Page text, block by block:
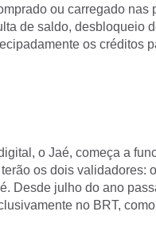
ou carregado nas
de saldo, desbloqueio
os créditos
o Jaé, começa a
os dois validadores:
Desde julho do ano
no BRT,